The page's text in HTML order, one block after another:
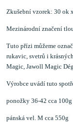
Zkušební vzorek: 30 ok
Mezinárodní značení
Tuto přízi můžeme
rukavic, svetrů i
Magic, Jawoll Magic
Výrobce uvádí tuto
ponožky 36-42 cca 100g
pánská vel. M cca 550g